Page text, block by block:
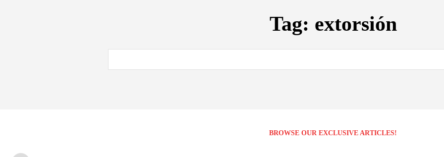
Tag: extorsión
BROWSE OUR EXCLUSIVE ARTICLES!